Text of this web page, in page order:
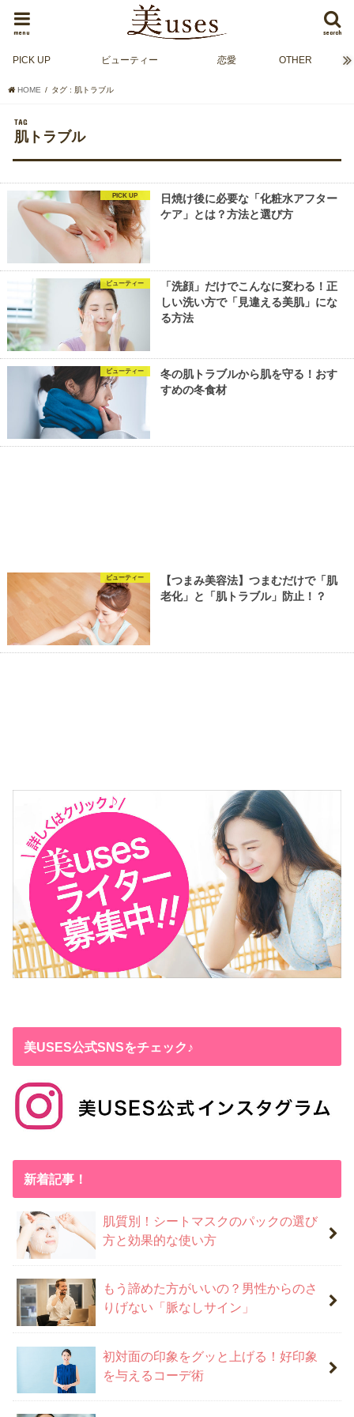
search
menu
PICK UP ビューティー 恋愛 OTHER
HOME タグ : 肌トラブル
TAG
肌トラブル
PICK UP
日焼け後に必要な「化粧水アフター
ケア」とは？方法と選び方
ビューティー
「洗顔」だけでこんなに変わる！正
しい洗い方で「見違える美肌」にな
る方法
ビューティー
冬の肌トラブルから肌を守る！おす
すめの冬食材
ビューティー
【つまみ美容法】つまむだけで「肌
老化」と「肌トラブル」防止！？
美USES公式SNSをチェック♪
新着記事！
肌質別！シートマスクのパックの選び
方と効果的な使い方
もう諦めた方がいいの？男性からのさ
りげない「脈なしサイン」
初対面の印象をグッと上げる！好印象
を与えるコーデ術